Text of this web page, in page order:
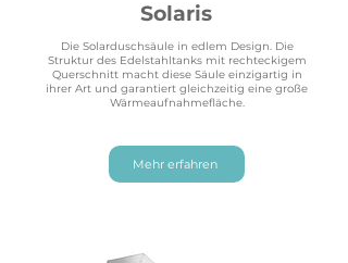
Solaris
Die Solarduschsäule in edlem Design. Die
Struktur des Edelstahltanks mit rechteckigem
Querschnitt macht diese Säule einzigartig in
ihrer Art und garantiert gleichzeitig eine große
Wärmeaufnahmefläche.
Mehr erfahren